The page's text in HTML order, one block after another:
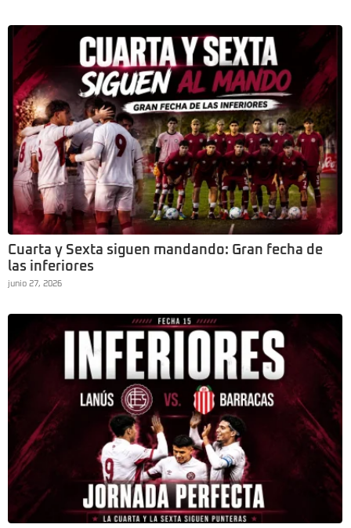
Cuarta y Sexta siguen mandando: Gran fecha de
las inferiores
junio 27, 2026